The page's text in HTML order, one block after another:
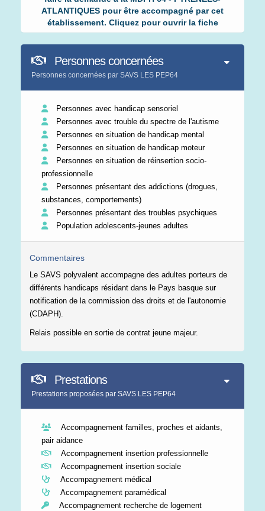
ATLANTIQUES pour être accompagné par cet
établissement. Cliquez pour ouvrir la fiche
Personnes concernées
Personnes concernées par SAVS LES PEP64
Personnes avec handicap sensoriel
Personnes avec trouble du spectre de l'autisme
Personnes en situation de handicap mental
Personnes en situation de handicap moteur
Personnes en situation de réinsertion socio-
professionnelle
Personnes présentant des addictions (drogues,
substances, comportements)
Personnes présentant des troubles psychiques
Population adolescents-jeunes adultes
Commentaires
Le SAVS polyvalent accompagne des adultes porteurs de
différents handicaps résidant dans le Pays basque sur
notification de la commission des droits et de l'autonomie
(CDAPH).
Relais possible en sortie de contrat jeune majeur.
Prestations
Prestations proposées par SAVS LES PEP64
Accompagnement familles, proches et aidants,
pair aidance
Accompagnement insertion professionnelle
Accompagnement insertion sociale
Accompagnement médical
Accompagnement paramédical
Accompagnement recherche de logement